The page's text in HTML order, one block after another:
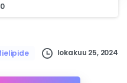
0
lokakuu 25, 2024